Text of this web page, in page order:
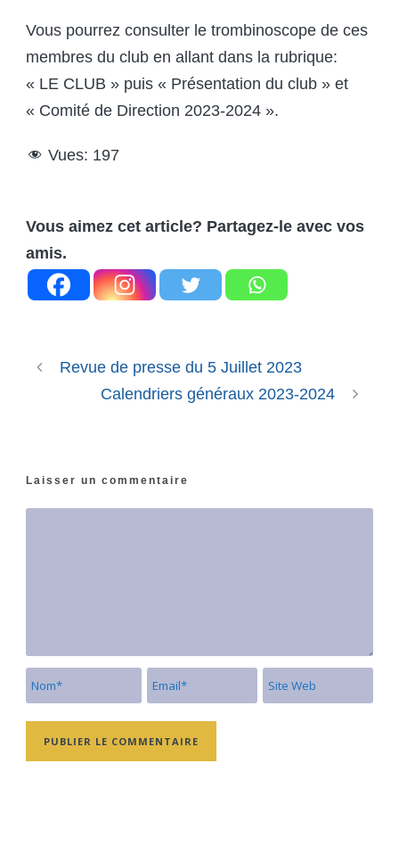
Vous pourrez consulter le trombinoscope de ces
membres du club en allant dans la rubrique:
« LE CLUB » puis « Présentation du club » et
« Comité de Direction 2023-2024 ».
Vues: 197
Vous aimez cet article? Partagez-le avec vos
amis.
Revue de presse du 5 Juillet 2023
Calendriers généraux 2023-2024
Laisser un commentaire